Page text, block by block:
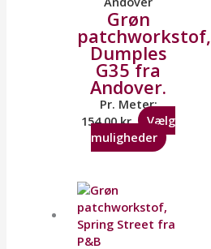
Grøn
patchworkstof,
Dumples
G35 fra
Andover.
Pr. Meter:
154,00kr.
Vælg
muligheder